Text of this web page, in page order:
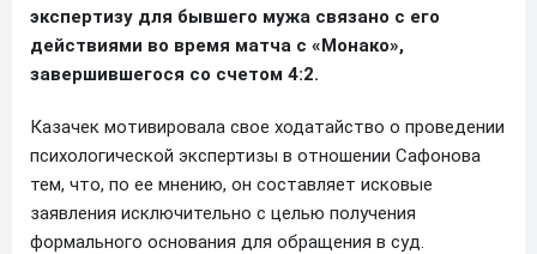
экспертизу для бывшего мужа связано с его
действиями во время матча с «Монако»,
завершившегося со счетом 4:2.
Казачек мотивировала свое ходатайство о проведении
психологической экспертизы в отношении Сафонова
тем, что, по ее мнению, он составляет исковые
заявления исключительно с целью получения
формального основания для обращения в суд.